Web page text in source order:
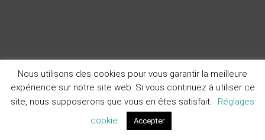
Nous utilisons des cookies pour vous garantir la meilleure
expérience sur notre site web. Si vous continuez à utiliser ce
site, nous supposerons que vous en êtes satisfait.
Réglages
cookie
Accepter
Contact